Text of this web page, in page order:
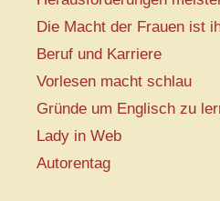
Die Macht der Frauen ist
Beruf und Karriere
Vorlesen macht schlau
Gründe um Englisch zu
Lady in Web
Autorentag